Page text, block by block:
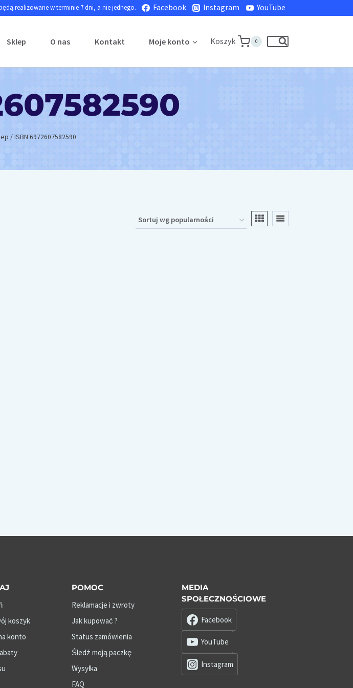
realizowane w terminie 7 dni, a nie jednego. Facebook Instagram YouTube
Sklep O nas Kontakt Moje konto Koszyk 0
/ISBN 6972607582590
koszyk
konto
POMOC
Reklamacje i zwroty
Jak kupować ?
Status zamówienia
Śledź moją paczkę
Wysyłka
FAQ
MEDIA
SPOŁECZNOŚCIOWE
Facebook
YouTube
Instagram